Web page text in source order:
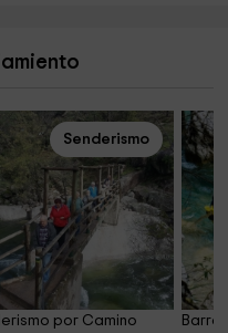
Senderismo
por Camino